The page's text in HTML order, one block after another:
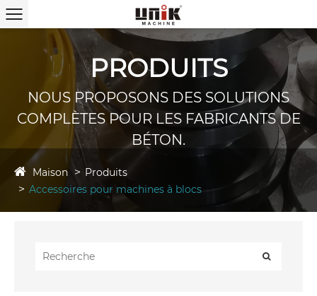
PRODUITS
NOUS PROPOSONS DES SOLUTIONS
COMPLÈTES POUR LES FABRICANTS DE
BÉTON.
Maison
Produits
Accessoires pour machines à blocs